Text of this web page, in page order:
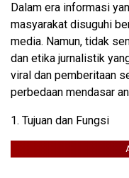
Dalam era informasi
masyarakat disuguhi
media. Namun, tidak
dan etika jurnalistik
viral dan pemberitaan
perbedaan mendasar
1. Tujuan dan Fungsi